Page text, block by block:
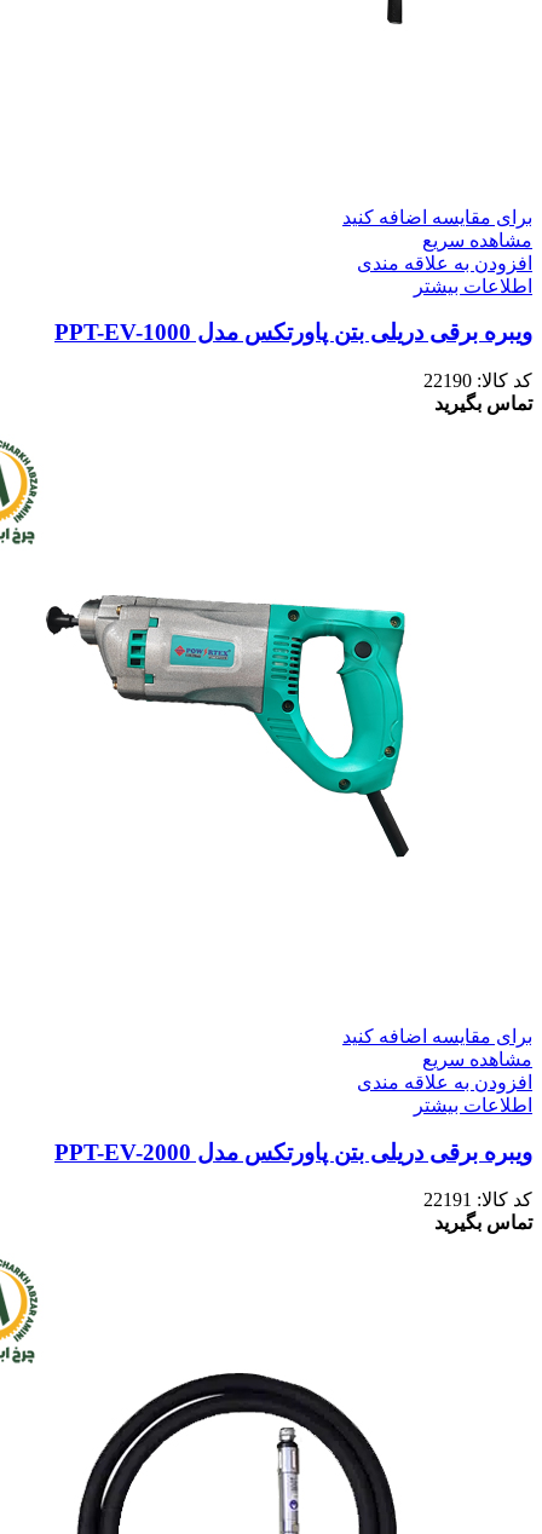
برای مقایسه اضافه کنید
مشاهده سریع
افزودن به علاقه مندی
اطلاعات بیشتر
ویبره برقی دریلی بتن پاورتکس مدل PPT-EV-1000
کد کالا: 22190
تماس بگیرید
برای مقایسه اضافه کنید
مشاهده سریع
افزودن به علاقه مندی
اطلاعات بیشتر
ویبره برقی دریلی بتن پاورتکس مدل PPT-EV-2000
کد کالا: 22191
تماس بگیرید